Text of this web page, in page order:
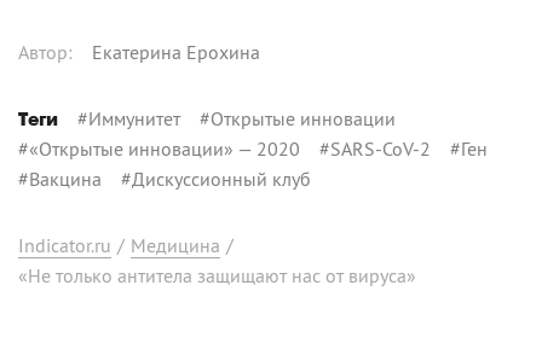
Автор: Екатерина Ерохина
Теги #Иммунитет#Открытые инновации
#«Открытые инновации» — 2020 #SARS-CoV-2 #Ген
#Вакцина #Дискуссионный клуб
Indicator.ru / Медицина /
«Не только антитела защищают нас от вируса»